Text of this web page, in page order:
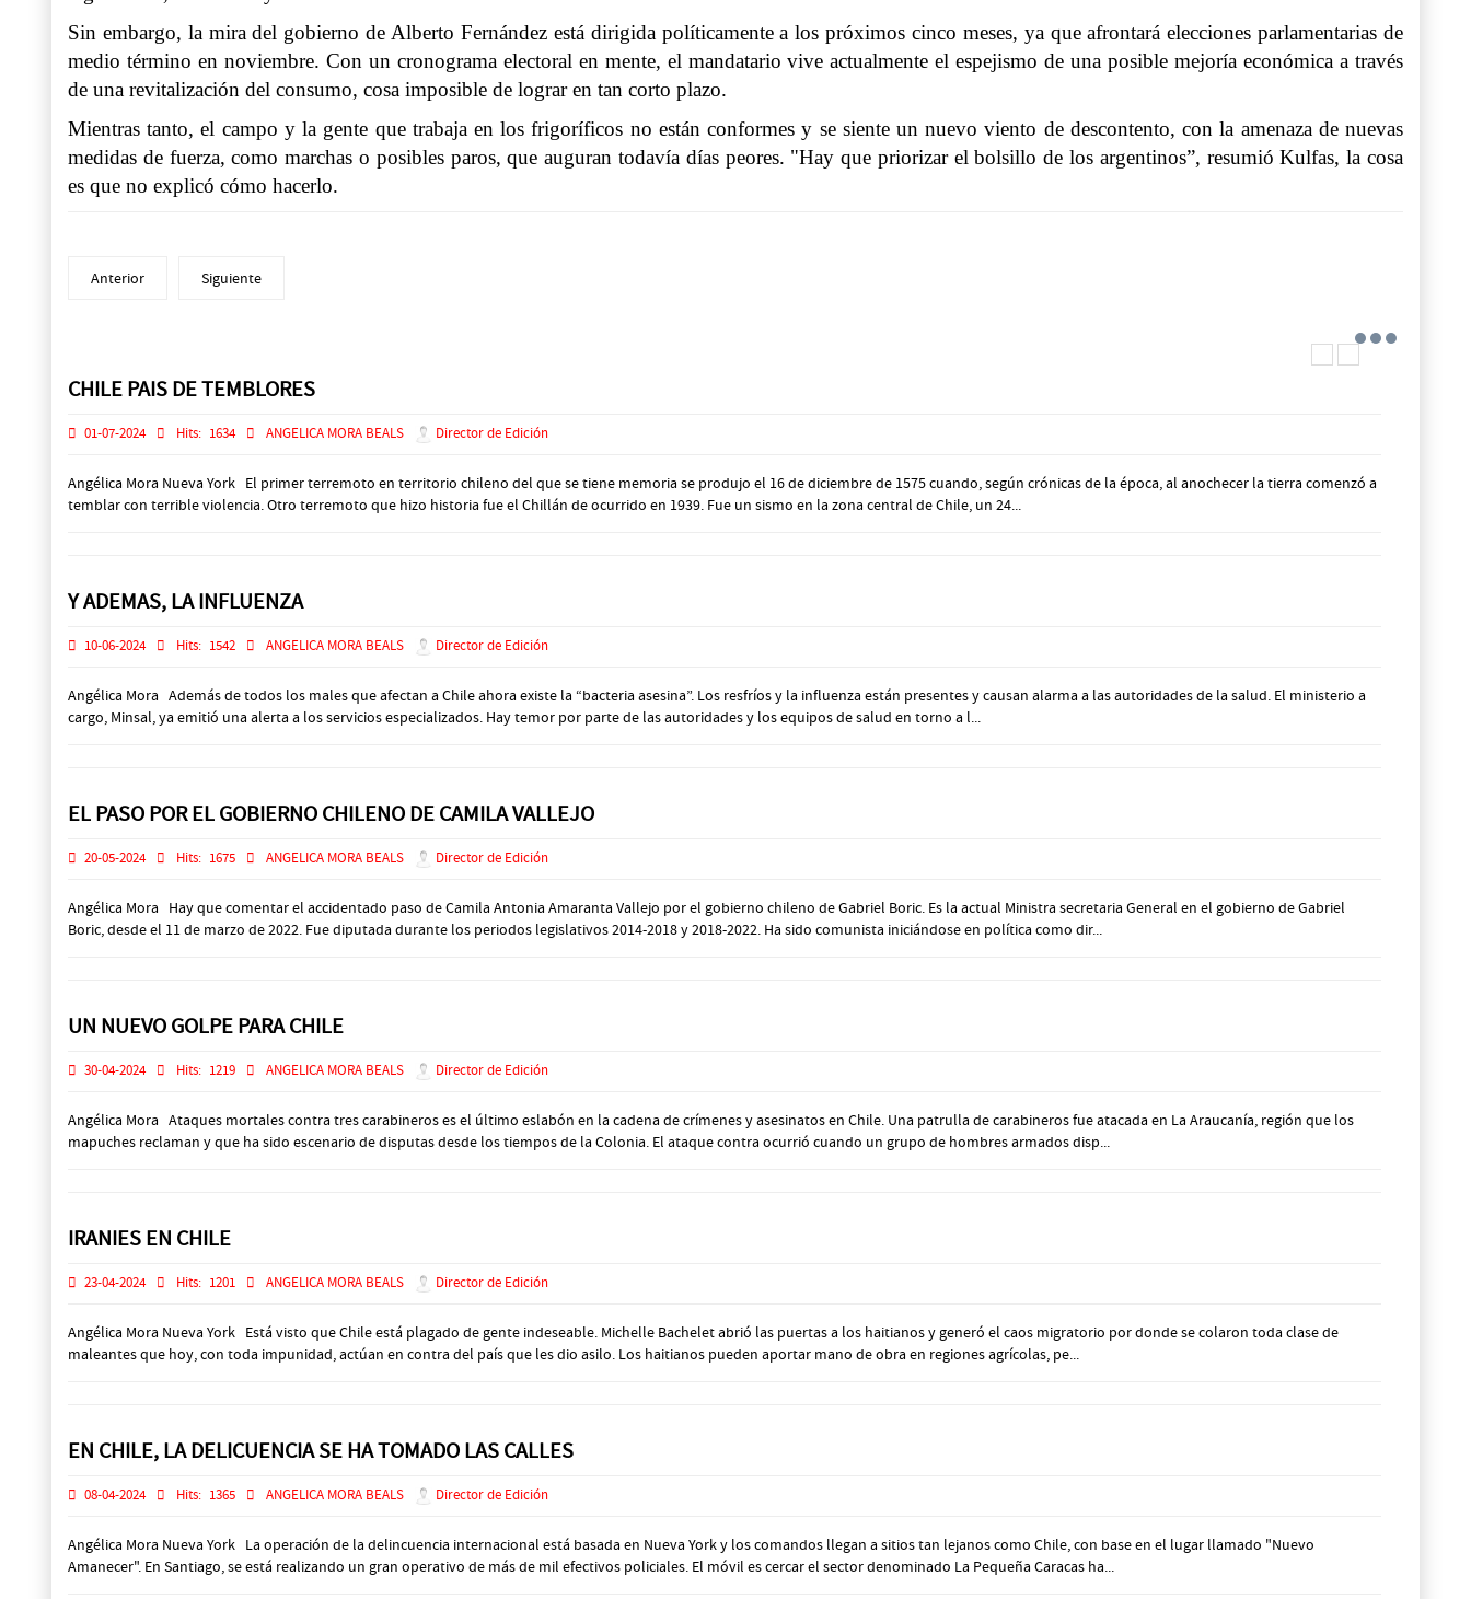
Sin embargo, la mira del gobierno de Alberto Fernández está dirigida políticamente a los próximos cinco meses, ya que afrontará elecciones parlamentarias de
medio término en noviembre. Con un cronograma electoral en mente, el mandatario vive actualmente el espejismo de una posible mejoría económica a través
de una revitalización del consumo, cosa imposible de lograr en tan corto plazo.
Mientras tanto, el campo y la gente que trabaja en los frigoríficos no están conformes y se siente un nuevo viento de descontento, con la amenaza de nuevas
medidas de fuerza, como marchas o posibles paros, que auguran todavía días peores. "Hay que priorizar el bolsillo de los argentinos”, resumió Kulfas, la cosa
es que no explicó cómo hacerlo.
Anterior Siguiente
CHILE PAIS DE TEMBLORES
01-07-2024 Hits: 1634 ANGELICA MORA BEALS Director de Edición
Angélica Mora Nueva York El primer terremoto en territorio chileno del que se tiene memoria se produjo el 16 de diciembre de 1575 cuando, según crónicas de la época, al anochecer la tierra comenzó a
temblar con terrible violencia. Otro terremoto que hizo historia fue el Chillán de ocurrido en 1939. Fue un sismo en la zona central de Chile, un 24...
Y ADEMAS, LA INFLUENZA
10-06-2024 Hits: 1542 ANGELICA MORA BEALS Director de Edición
Angélica Mora Además de todos los males que afectan a Chile ahora existe la “bacteria asesina”. Los resfríos y la influenza están presentes y causan alarma a las autoridades de la salud. El ministerio a
cargo, Minsal, ya emitió una alerta a los servicios especializados. Hay temor por parte de las autoridades y los equipos de salud en torno a l...
EL PASO POR EL GOBIERNO CHILENO DE CAMILA VALLEJO
20-05-2024 Hits: 1675 ANGELICA MORA BEALS Director de Edición
Angélica Mora Hay que comentar el accidentado paso de Camila Antonia Amaranta Vallejo por el gobierno chileno de Gabriel Boric. Es la actual Ministra secretaria General en el gobierno de Gabriel
Boric, desde el 11 de marzo de 2022. Fue diputada durante los periodos legislativos 2014-2018 y 2018-2022. Ha sido comunista iniciándose en política como dir...
UN NUEVO GOLPE PARA CHILE
30-04-2024 Hits: 1219 ANGELICA MORA BEALS Director de Edición
Angélica Mora Ataques mortales contra tres carabineros es el último eslabón en la cadena de crímenes y asesinatos en Chile. Una patrulla de carabineros fue atacada en La Araucanía, región que los
mapuches reclaman y que ha sido escenario de disputas desde los tiempos de la Colonia. El ataque contra ocurrió cuando un grupo de hombres armados disp...
IRANIES EN CHILE
23-04-2024 Hits: 1201 ANGELICA MORA BEALS Director de Edición
Angélica Mora Nueva York Está visto que Chile está plagado de gente indeseable. Michelle Bachelet abrió las puertas a los haitianos y generó el caos migratorio por donde se colaron toda clase de
maleantes que hoy, con toda impunidad, actúan en contra del país que les dio asilo. Los haitianos pueden aportar mano de obra en regiones agrícolas, pe...
EN CHILE, LA DELICUENCIA SE HA TOMADO LAS CALLES
08-04-2024 Hits: 1365 ANGELICA MORA BEALS Director de Edición
Angélica Mora Nueva York La operación de la delincuencia internacional está basada en Nueva York y los comandos llegan a sitios tan lejanos como Chile, con base en el lugar llamado "Nuevo
Amanecer". En Santiago, se está realizando un gran operativo de más de mil efectivos policiales. El móvil es cercar el sector denominado La Pequeña Caracas ha...